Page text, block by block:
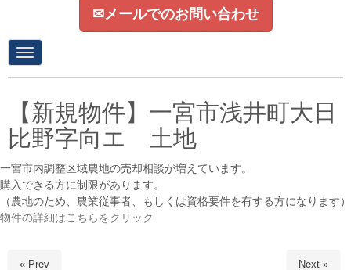
✉メールでのお問い合わせ
N
a
v
g
a
t
i
n
【新規物件】一宮市浅井町大日
比野字向エ 土地
一宮市内調整区域農地の売却相談が増えています。
購入できる方に制限があります。
（農地のため、農業従事者、もしくは資格要件を有する方になります）
物件の詳細はこちらをクリック
« Prev Next »